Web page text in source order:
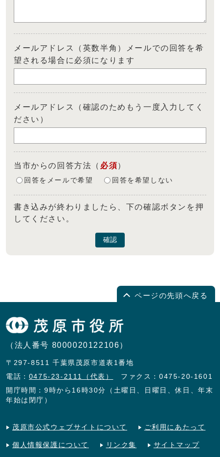
メールアドレス（英数半角）メールでの回答を希
望される場合に必須になります
メールアドレス（確認のためもう一度入力してく
ださい）
当市からの回答方法 （ 必須）
回答をメールで希望 回答を希望しない
書き込みが終わりましたら、下の確認ボタンを押
してください。
確認
ページの先頭へ戻る
（法人番号 8000020122106）
〒297-8511 千葉県茂原市道表1番地
電話： 0475-23-2111（代表）
ファクス：0475-20-1601
開庁時間：9時から16時30分（土曜日、日曜日、休日、年末
年始は閉庁）
茂原市公式ウェブサイトについて ご利用にあたって
個人情報保護について リンク集 サイトマップ